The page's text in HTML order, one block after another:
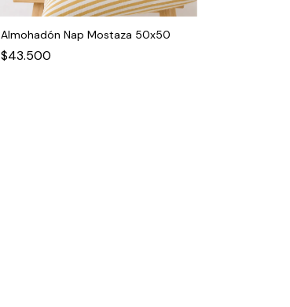
Almohadón Nap Mostaza 50x50
$43.500